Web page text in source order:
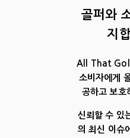
골퍼와
지
All That
소비자에게
공하고 보호
신뢰할 수 있
의 최신 이슈